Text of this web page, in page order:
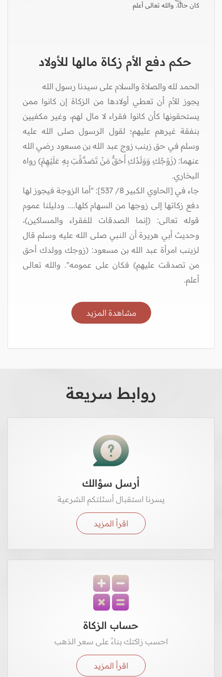
كان حالًّا. والله تعالى أعلم
حكم دفع الأم زكاة مالها للأولاد
الحمد لله والصلاة والسلام على سيدنا رسول الله
يجوز للأم أن تعطي أولادها من الزكاة إن كانوا ممن
يستحقونها كأن كانوا فقراء لا مال لهم، وغير مكفيين
بنفقة غيرهم عليهم؛ لقول الرسول صلى الله عليه
وسلم في حق زينب زوج عبد الله بن مسعود رضي الله
عنهما: (زَوْجُكِ وَوَلَدُكِ أَحَقُّ مَنْ تَصَدَّقْتِ بِهِ عَلَيْهِمْ) رواه
البخاري.
جاء في [الحاوي الكبير 8/ 537]: "أما الزوجة فيجوز لها
دفع زكاتها إلى زوجها من السهام كلها.... ودليلنا عموم
قوله تعالى: (إنما الصدقات للفقراء والمساكين)،
وحديث أبي هريرة أن النبي صلى الله عليه وسلم قال
لزينب امرأة عبد الله بن مسعود: (زوجك وولدك أحق
من تصدقت عليهم) فكان على عمومه". والله تعالى
أعلم.
مشاهدة المزيد
روابط سريعة
أرسل سؤالك
يسرنا استقبال أسئلتكم الشرعية
اقرأ المزيد
حساب الزكاة
احسب زاكتك بناءً على سعر الذهب
اقرأ المزيد